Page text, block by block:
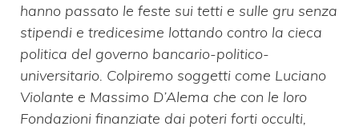
hanno passato le feste sui tetti e sulle gru senza
stipendi e tredicesime lottando contro la cieca
politica del governo bancario-politico-
universitario. Colpiremo soggetti come Luciano
Violante e Massimo D’Alema che con le loro
Fondazioni finanziate dai poteri forti occulti,